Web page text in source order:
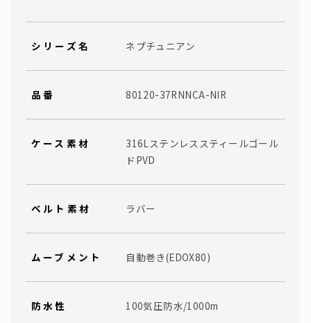
シリーズ名 ネプチュニアン
品番 80120-37RNNCA-NIR
ケース素材
316Lステンレススティールゴール
ドPVD
ベルト素材 ラバー
ムーブメント 自動巻き(EDOX80)
防水性 100気圧防水/1000m